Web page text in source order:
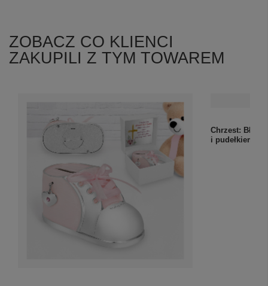
ZOBACZ CO KLIENCI
ZAKUPILI Z TYM TOWAREM